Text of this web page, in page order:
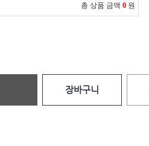
총 상품 금액 0 원
장바구니